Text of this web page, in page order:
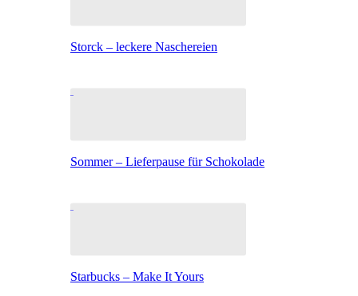
Storck – leckere Naschereien
Sommer – Lieferpause für Schokolade
Starbucks – Make It Yours